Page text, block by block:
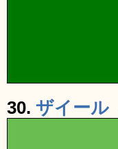
30. ザイール